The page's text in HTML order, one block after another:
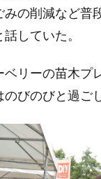
みの削減など普
していた。
リーの苗木プ
びのびと過ご